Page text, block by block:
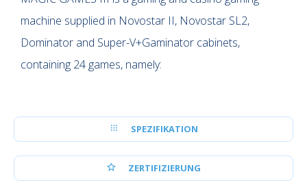
machine supplied in Novostar II, Novostar SL2,
Dominator and Super-V+Gaminator cabinets,
containing 24 games, namely:
SPEZIFIKATION
ZERTIFIZIERUNG